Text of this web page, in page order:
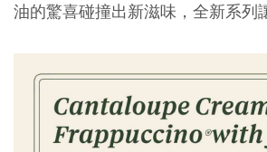
油的驚喜碰撞出新滋味，全新系列